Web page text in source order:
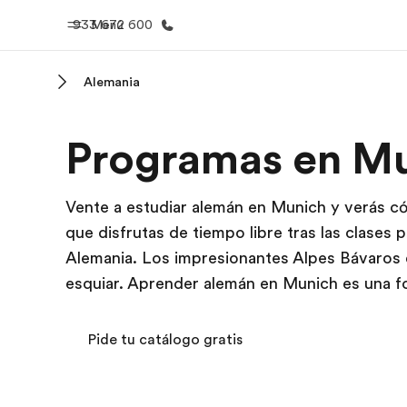
Menú
933 672 600
Bienvenido a EF Ver todo lo
Alemania
Programas en
Vente a estudiar alemán en Munich y verás
que disfrutas de tiempo libre tras las clases
Alemania. Los impresionantes Alpes
esquiar. Aprender alemán en Munich es
Pide tu catálogo gratis